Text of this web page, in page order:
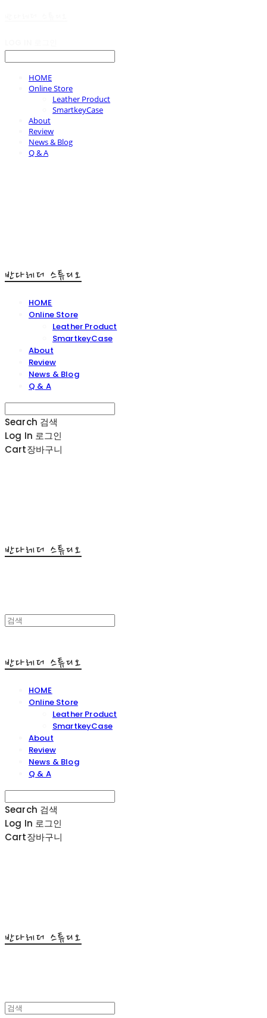
HOME
Online Store
Leather Product
SmartkeyCase
About
Review
News & Blog
Q & A
반다레더 스튜디오
HOME
Online Store
Leather Product
SmartkeyCase
About
Review
News & Blog
Q & A
Search 검색
Log In 로그인
Cart장바구니
반다레더 스튜디오
반다레더 스튜디오
HOME
Online Store
Leather Product
SmartkeyCase
About
Review
News & Blog
Q & A
Search 검색
Log In 로그인
Cart장바구니
반다레더 스튜디오